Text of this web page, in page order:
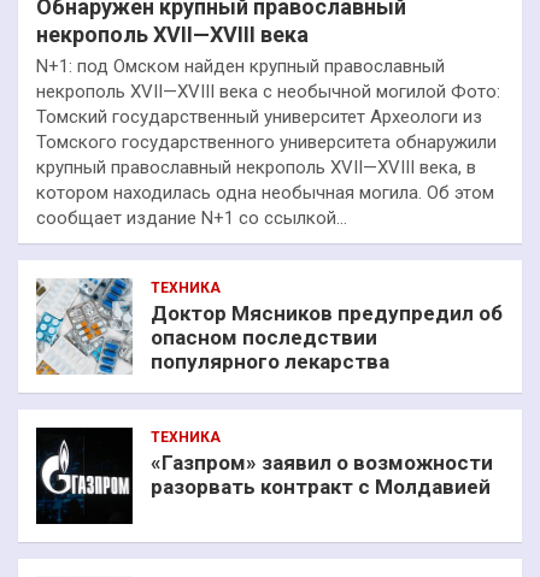
Обнаружен крупный православный
некрополь XVII—XVIII века
N+1: под Омском найден крупный православный
некрополь XVII—XVIII века с необычной могилой Фото:
Томский государственный университет Археологи из
Томского государственного университета обнаружили
крупный православный некрополь XVII—XVIII века, в
котором находилась одна необычная могила. Об этом
сообщает издание N+1 со ссылкой…
ТЕХНИКА
Доктор Мясников предупредил об
опасном последствии
популярного лекарства
ТЕХНИКА
«Газпром» заявил о возможности
разорвать контракт с Молдавией